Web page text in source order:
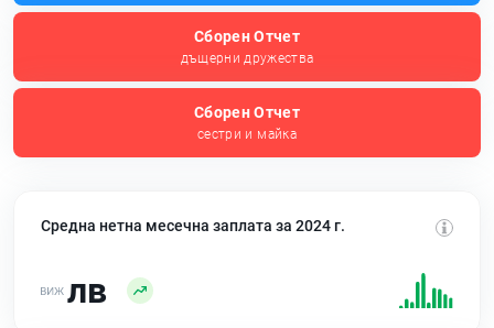
Сборен Отчет
дъщерни дружества
Сборен Отчет
сестри и майка
Средна нетна месечна заплата за 2024 г.
лв